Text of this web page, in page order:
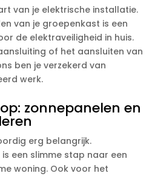
van je elektrische installatie.
van je groepenkast is een
de elektraveiligheid in huis.
of het aansluiten van
ben je verzekerd van
werk.
zonnepanelen en
erg belangrijk.
een slimme stap naar een
woning. Ook voor het